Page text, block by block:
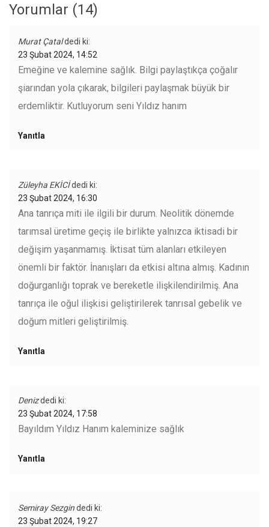
Yorumlar (14)
Murat Çataldedi ki:
23 Şubat 2024, 14:52
Emeğine ve kalemine sağlık. Bilgi paylaştıkça çoğalır
şiarından yola çıkarak, bilgileri paylaşmak büyük bir
erdemliktir. Kutluyorum seni Yıldız hanım
Yanıtla
Züleyha EKİCİdedi ki:
23 Şubat 2024, 16:30
Ana tanrıça miti ile ilgili bir durum. Neolitik dönemde
tarımsal üretime geçiş ile birlikte yalnızca iktisadi bir
değişim yaşanmamış. İktisat tüm alanları etkileyen
önemli bir faktör. İnanışları da etkisi altına almış. Kadının
doğurganlığı toprak ve bereketle ilişkilendirilmiş. Ana
tanrıça ile oğul ilişkisi geliştirilerek tanrısal gebelik ve
doğum mitleri geliştirilmiş.
Yanıtla
Denizdedi ki:
23 Şubat 2024, 17:58
Bayıldım Yıldız Hanım kaleminize sağlık
Yanıtla
Semiray Sezgindedi ki:
23 Şubat 2024, 19:27